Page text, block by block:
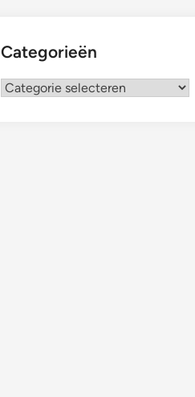
Categorieën
Categorieën